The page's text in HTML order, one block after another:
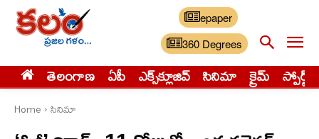
epaper
360 Degrees
తెలంగాణ ఏపీ ఎక్స్‌క్లూజివ్‌ సినిమా క్రైమ్ స్పోర్ట్స్
Home సినిమా